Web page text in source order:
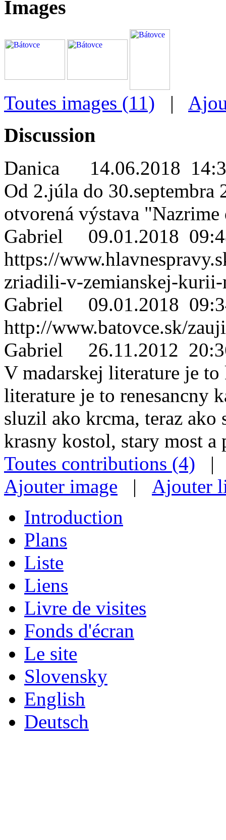
Images
Toutes images (11) |
Discussion
Danica 14.06.2018
Od 2.júla do 30.septembra
otvorená výstava
Gabriel 09.01.2018
https://
zriadili-v-zemianskej-kurii-
Gabriel 09.01.2018
http://www.batovce.sk/
Gabriel 26.11.2012
V madarskej literature je
literature je to renesancny
sluzil ako krcma, teraz ako
krasny kostol, stary most a
Toutes contributions (4)
Ajouter image | Ajouter
Introduction
Plans
Liste
Liens
Livre de visites
Fonds d'écran
Le site
Slovensky
English
Deutsch